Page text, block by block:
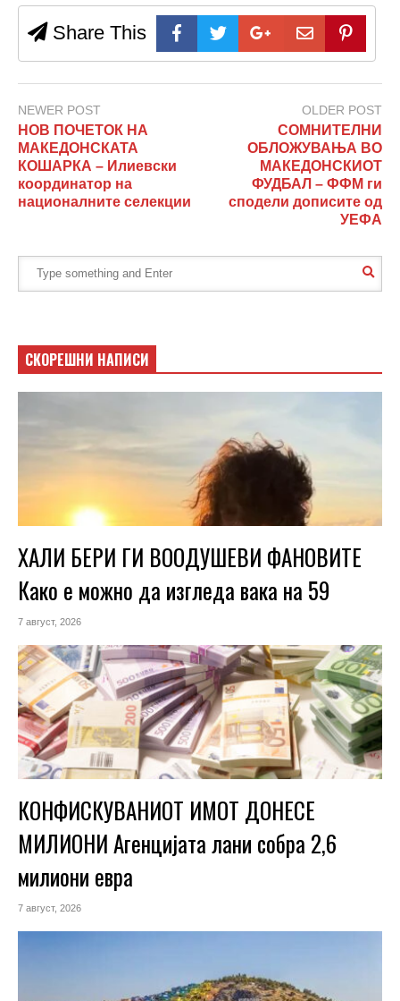
Share This
NEWER POST
НОВ ПОЧЕТОК НА
МАКЕДОНСКАТА
КОШАРКА – Илиевски
координатор на
националните селекции
OLDER POST
СОМНИТЕЛНИ
ОБЛОЖУВАЊА ВО
МАКЕДОНСКИОТ
ФУДБАЛ – ФФМ ги
сподели дописите од
УЕФА
СКОРЕШНИ НАПИСИ
ХАЛИ БЕРИ ГИ ВООДУШЕВИ ФАНОВИТЕ
Како е можно да изгледа вака на 59
7 август, 2026
КОНФИСКУВАНИОТ ИМОТ ДОНЕСЕ
МИЛИОНИ Агенцијата лани собра 2,6
милиони евра
7 август, 2026